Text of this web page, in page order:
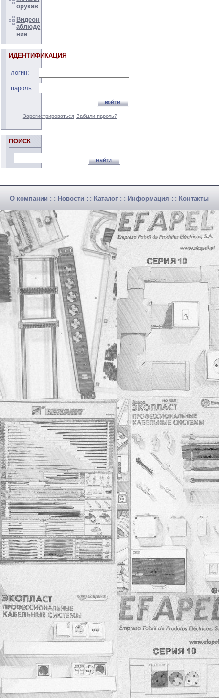
орукав
Видеон
аблюде
ние
ИДЕНТИФИКАЦИЯ
логин:
пароль:
Зарегистрироваться Забыли пароль?
ПОИСК
О компании : : Новости : : Каталог : : Информация : : Контакты